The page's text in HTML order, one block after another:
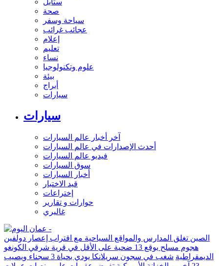
ستايل
صحة
سياحة وسفر
عجائب غرائب
إعلام
تعليم
نساء
علوم وتكنولوجيا
بيئة
أبراج
سيارات
سيارات
آخر أخبار عالم السيارات
أحدث الإصدارات في عالم السيارات
فيديو عالم السيارات
سوق السيارات
أخبار السيارات
قيد الاختبار
إختراعات
حوارات و تقارير
غاليري
الصين تغلق المدارس والمواقع السياحية مع اقتراب إعصار دولفين
هجوم مسلح يوقع 13 ضحية على الأقل في قرية شرقي الكونغو
الديمقراطية
شغب في سجون سريلانكا يودي بحياة 3 سجناء ويصيب